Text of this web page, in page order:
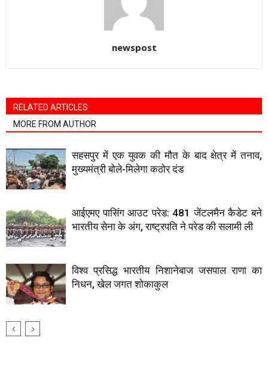
newspost
RELATED ARTICLES
MORE FROM AUTHOR
सहसपुर में एक युवक की मौत के बाद क्षेत्र में तनाव,
मुख्यमंत्री बोले-मिलेगा कठोर दंड
आईएमए पासिंग आउट परेड: 481 जेंटलमैन कैडेट बने
भारतीय सेना के अंग, राष्ट्रपति ने परेड की सलामी ली
विश्व प्रसिद्ध भारतीय निशानेबाज जसपाल राणा का
निधन, खेल जगत शोकाकुल